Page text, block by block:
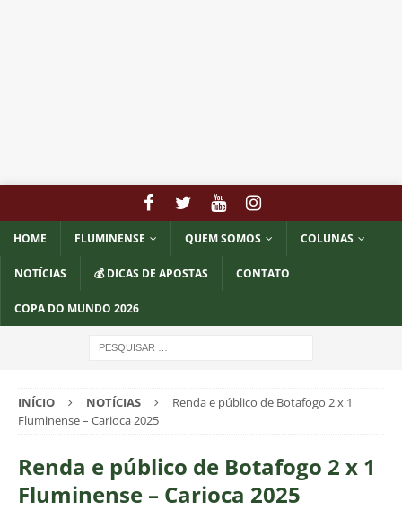
HOME FLUMINENSE QUEM SOMOS COLUNAS
NOTÍCIAS 💰 DICAS DE APOSTAS CONTATO
COPA DO MUNDO 2026
INÍCIO NOTÍCIAS
Renda e público de Botafogo 2 x 1
Fluminense – Carioca 2025
Renda e público de Botafogo 2 x 1
Fluminense – Carioca 2025